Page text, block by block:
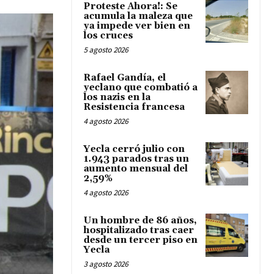
Proteste Ahora!: Se
acumula la maleza que
ya impede ver bien en
los cruces
5 agosto 2026
Rafael Gandía, el
yeclano que combatió a
los nazis en la
Resistencia francesa
4 agosto 2026
Yecla cerró julio con
1.943 parados tras un
aumento mensual del
2,59%
4 agosto 2026
Un hombre de 86 años,
hospitalizado tras caer
desde un tercer piso en
Yecla
3 agosto 2026